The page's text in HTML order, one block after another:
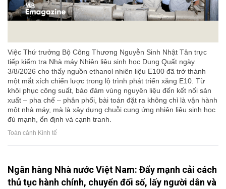
Việc Thứ trưởng Bộ Công Thương Nguyễn Sinh Nhật Tân trực
tiếp kiểm tra Nhà máy Nhiên liệu sinh học Dung Quất ngày
3/8/2026 cho thấy nguồn ethanol nhiên liệu E100 đã trở thành
một mắt xích chiến lược trong lộ trình phát triển xăng E10. Từ
khôi phục công suất, bảo đảm vùng nguyên liệu đến kết nối sản
xuất – pha chế – phân phối, bài toán đặt ra không chỉ là vận hành
một nhà máy, mà là xây dựng chuỗi cung ứng nhiên liệu sinh học
đủ mạnh, ổn định và cạnh tranh.
Toàn cảnh Kinh tế
Ngân hàng Nhà nước Việt Nam: Đẩy mạnh cải cách
thủ tục hành chính, chuyển đổi số, lấy người dân và